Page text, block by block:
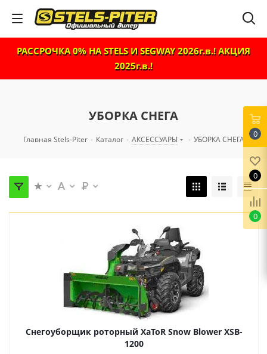
РАССРОЧКА 0% НА STELS И SEGWAY 2026г.в.! АКЦИЯ
2025г.в.!
УБОРКА СНЕГА
Главная Stels-Piter - Каталог - АКСЕССУАРЫ - УБОРКА СНЕГА
Снегоуборщик роторный XaToR Snow Blower XSB-
1200
0
0
0